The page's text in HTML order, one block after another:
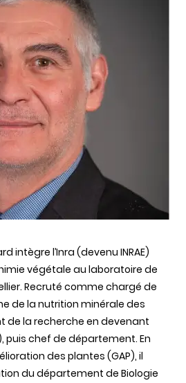
intègre l’Inra (devenu INRAE)
végétale au laboratoire de
Recruté comme chargé de
de la nutrition minérale des
de la recherche en devenant
chef de département. En
des plantes (GAP), il
du département de Biologie